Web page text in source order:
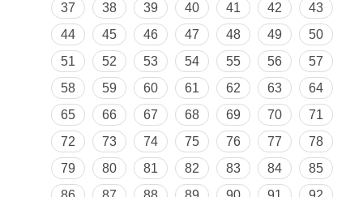
37
38 39 40 41 42
43
44
45 46 47 48 49
50
51
52 53 54 55 56
57
58
59 60 61 62 63
64
65
66 67 68 69 70
71
72
73 74 75 76 77
78
79
80 81 82 83 84
85